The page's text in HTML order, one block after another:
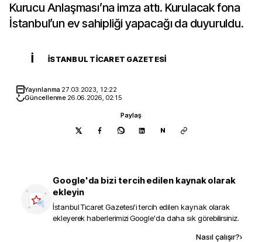
Kurucu Anlaşması’na imza attı. Kurulacak fona
İstanbul’un ev sahipliği yapacağı da duyuruldu.
İ İSTANBUL TICARET GAZETESI
Yayınlanma 27.03.2023, 12:22
Güncellenme 26.06.2026, 02:15
Paylaş
N
Google'da bizi tercih edilen kaynak olarak
ekleyin
İstanbul Ticaret Gazetesi'i tercih edilen kaynak olarak
ekleyerek haberlerimizi Google'da daha sık görebilirsiniz.
Nasıl çalışır?›